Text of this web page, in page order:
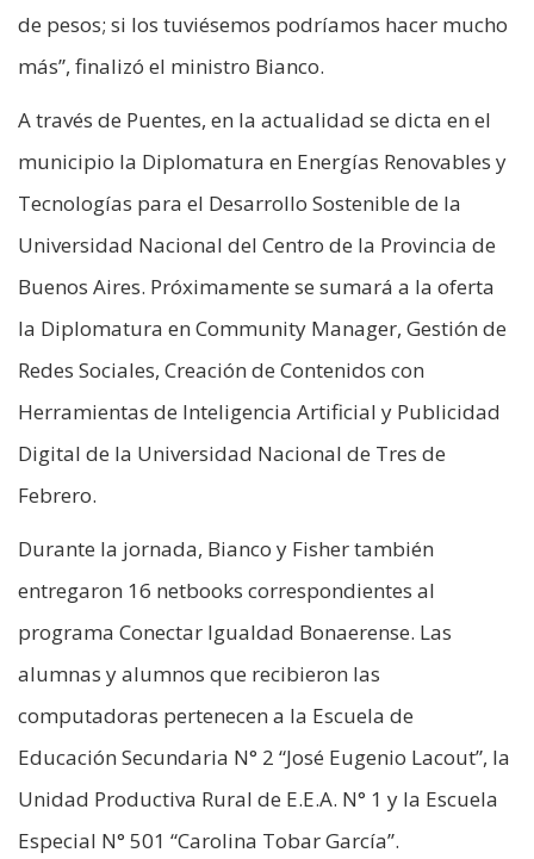
de pesos; si los tuviésemos podríamos hacer mucho
más”, finalizó el ministro Bianco.
A través de Puentes, en la actualidad se dicta en el
municipio la Diplomatura en Energías Renovables y
Tecnologías para el Desarrollo Sostenible de la
Universidad Nacional del Centro de la Provincia de
Buenos Aires. Próximamente se sumará a la oferta
la Diplomatura en Community Manager, Gestión de
Redes Sociales, Creación de Contenidos con
Herramientas de Inteligencia Artificial y Publicidad
Digital de la Universidad Nacional de Tres de
Febrero.
Durante la jornada, Bianco y Fisher también
entregaron 16 netbooks correspondientes al
programa Conectar Igualdad Bonaerense. Las
alumnas y alumnos que recibieron las
computadoras pertenecen a la Escuela de
Educación Secundaria N° 2 “José Eugenio Lacout”, la
Unidad Productiva Rural de E.E.A. N° 1 y la Escuela
Especial N° 501 “Carolina Tobar García”.